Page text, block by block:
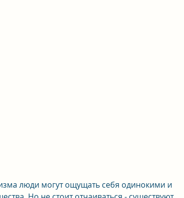
люди могут ощущать себя одинокими и